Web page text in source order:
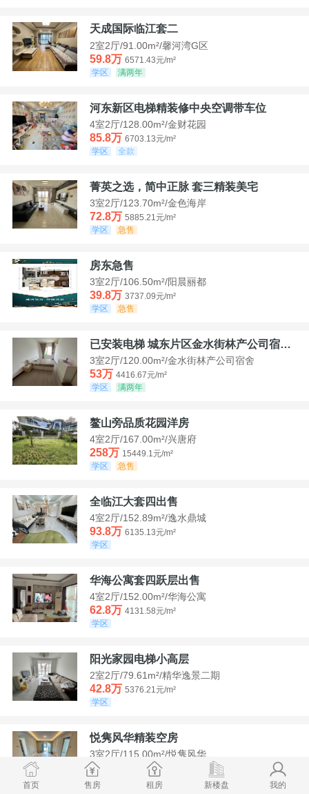
天成国际临江套二
2室2厅/91.00m²/馨河湾G区
59.8万 6571.43元/m²
学区
满两年
河东新区电梯精装修中央空调带车位
4室2厅/128.00m²/金财花园
85.8万 6703.13元/m²
学区
全款
菁英之选，简中正脉 套三精装美宅
3室2厅/123.70m²/金色海岸
72.8万 5885.21元/m²
学区
急售
房东急售
3室2厅/106.50m²/阳晨丽都
39.8万 3737.09元/m²
学区
急售
已安装电梯 城东片区金水街林产公司宿舍套三可看江景
3室2厅/120.00m²/金水街林产公司宿舍
53万 4416.67元/m²
学区
满两年
鳌山旁品质花园洋房
4室2厅/167.00m²/兴唐府
258万 15449.1元/m²
学区
急售
全临江大套四出售
4室2厅/152.89m²/逸水鼎城
93.8万 6135.13元/m²
学区
华海公寓套四跃层出售
4室2厅/152.00m²/华海公寓
62.8万 4131.58元/m²
学区
阳光家园电梯小高层
2室2厅/79.61m²/精华逸景二期
42.8万 5376.21元/m²
学区
悦隽风华精装空房
3室2厅/115.00m²/悦隽风华
95万
8260.87元/m²
学区
首页 售房 租房 新楼盘 我的